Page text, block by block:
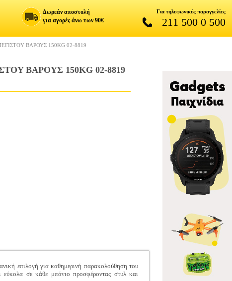
Δωρεάν αποστολή
για αγορές άνω των 90€
Για τηλεφωνικές παραγγελίες
211 500 0 500
ΒΑΡΟΥΣ 150KG 02-8819
ΒΑΡΟΥΣ 150KG 02-8819
επιλογή για καθημερινή παρακολούθηση του
σε κάθε μπάνιο προσφέροντας στυλ και